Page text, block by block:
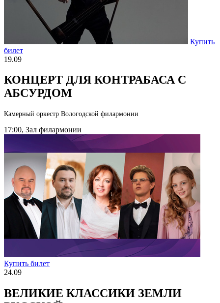
Купить
билет
19.09
КОНЦЕРТ ДЛЯ КОНТРАБАСА С
АБСУРДОМ
Камерный оркестр Вологодской филармонии
17:00, Зал филармонии
Купить билет
24.09
ВЕЛИКИЕ КЛАССИКИ ЗЕМЛИ